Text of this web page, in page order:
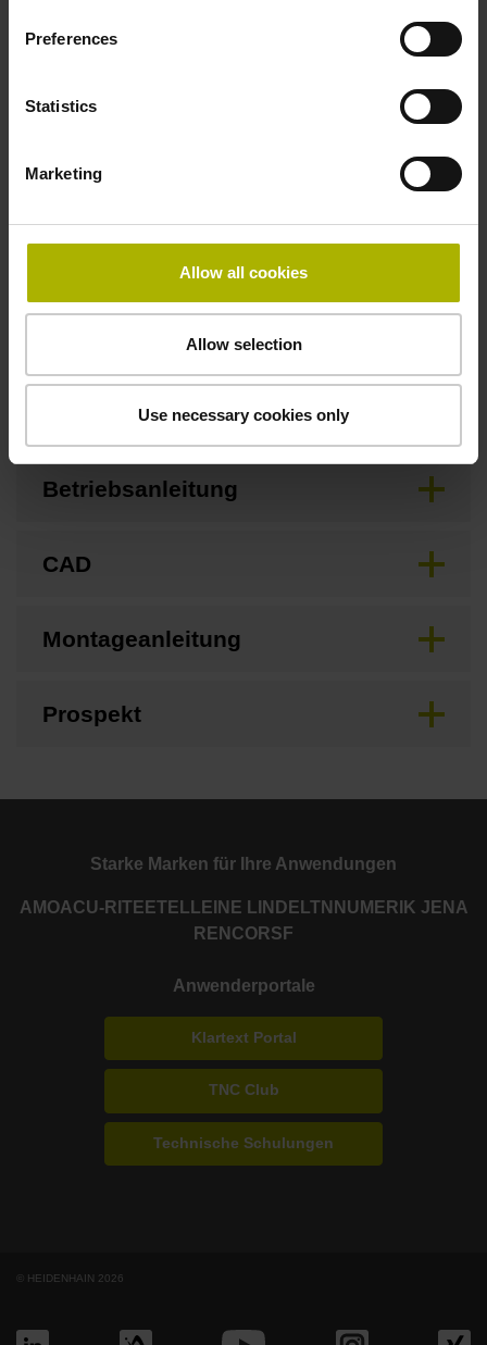
Preferences
Statistics
Marketing
Allow all cookies
Allow selection
Use necessary cookies only
Dicke
Downloads / CAD / Montage
Anschlussmaße
Betriebsanleitung
CAD
Montageanleitung
Prospekt
Starke Marken für Ihre Anwendungen
AMOACU-RITE ETEL LEINE LINDE LTN NUMERIK JENA
RENCORSF
Anwenderportale
Klartext Portal
TNC Club
Technische Schulungen
© HEIDENHAIN 2026